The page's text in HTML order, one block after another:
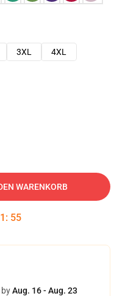
3XL
4XL
WARENKORB
: 54
Aug. 16 - Aug. 23